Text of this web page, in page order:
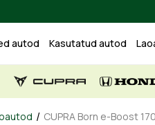
autod Kasutatud autod
/ CUPRA Born e-Boost